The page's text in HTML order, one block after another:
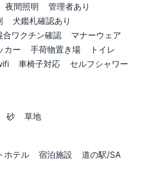
夜間照明
管理者あり
犬鑑札確認あり
合ワクチン確認
マナーウェア
カー 手荷物置き場
トイレ
車椅子対応
セルフシャワー
砂 草地
ホテル 宿泊施設
道の駅/SA